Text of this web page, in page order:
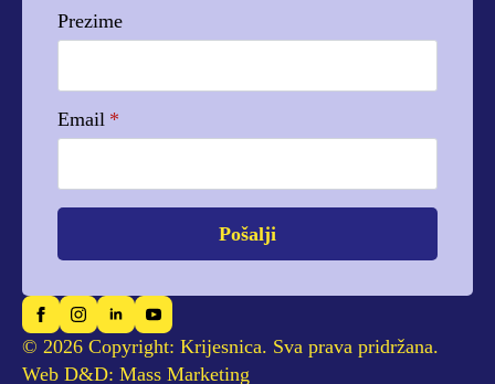
Prezime
Email *
Pošalji
© 2026 Copyright: Krijesnica. Sva prava pridržana.
Web D&D: Mass Marketing